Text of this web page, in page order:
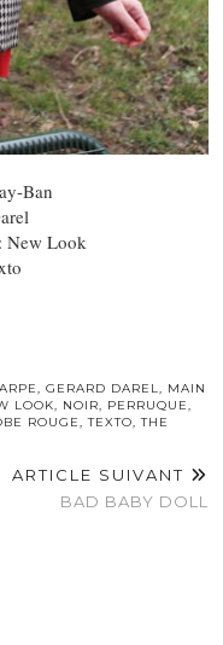
Ban
New Look
, GERARD DAREL, MAIN
LOOK, NOIR, PERRUQUE,
ROUGE,TEXTO,THE
ARTICLE SUIVANT
BAD BABY DOLL